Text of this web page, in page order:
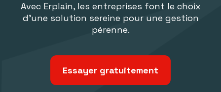
Avec Erplain, les entreprises font le choix
d'une solution sereine pour une gestion
pérenne.
Essayer gratuitement